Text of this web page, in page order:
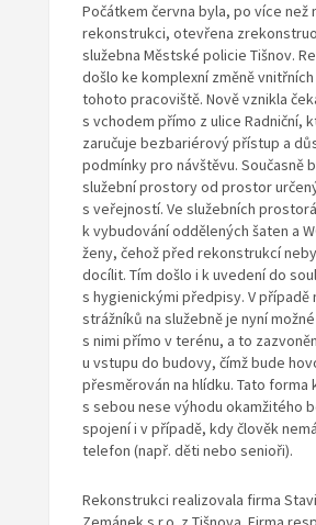
Počátkem června byla, po více než
rekonstrukci, otevřena
služebna Městské policie Tišnov.
došlo ke komplexní změně
tohoto pracoviště. Nově vznikla
s vchodem přímo z ulice Radniční,
zaručuje bezbariérový přístup a
podmínky pro návštěvu. Současně
služební prostory od prostor
s veřejností. Ve služebních
k vybudování oddělených šaten a
ženy, čehož před rekonstrukcí
docílit. Tím došlo i k uvedení do
s hygienickými předpisy. V
strážníků na služebně je nyní
s nimi přímo v terénu, a to
u vstupu do budovy, čímž bude
přesměrován na hlídku. Tato forma
s sebou nese výhodu okamžitého
spojení i v případě, kdy člověk
telefon (např. děti nebo senioři).
Rekonstrukci realizovala firma